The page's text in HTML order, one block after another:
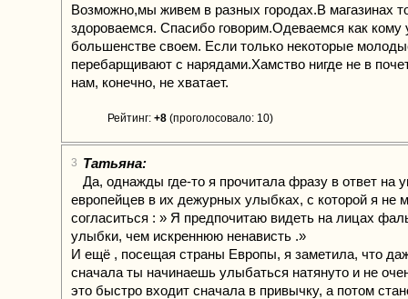
Возможно,мы живем в разных городах.В магазинах
здороваемся. Спасибо говорим.Одеваемся как кому
большенстве своем. Если только некоторые
перебарщивают с нарядами.Хамство нигде не в
нам, конечно, не хватает.
Рейтинг: +8 (проголосовало: 10)
3 Татьяна:
Да, однажды где-то я прочитала фразу в ответ на
европейцев в их дежурных улыбках, с которой я не
согласиться : » Я предпочитаю видеть на лицах
улыбки, чем искреннюю ненависть .»
И ещё , посещая страны Европы, я заметила, что
сначала ты начинаешь улыбаться натянуто и не
это быстро входит сначала в привычку, а потом